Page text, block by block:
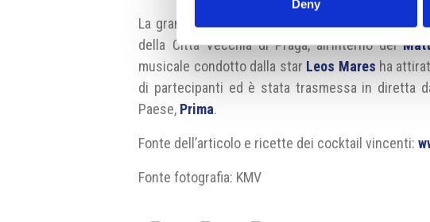
Deny
La grande finale diMattoni Grand Drink 2017si
della Città Vecchia di Praga, all’interno del
musicale condotto dalla star Leos Mares ha
di partecipanti ed è stata trasmessa in diretta
Paese, Prima.
Fonte dell’articolo e ricette dei cocktail vincenti:
Fonte fotografia: KMV